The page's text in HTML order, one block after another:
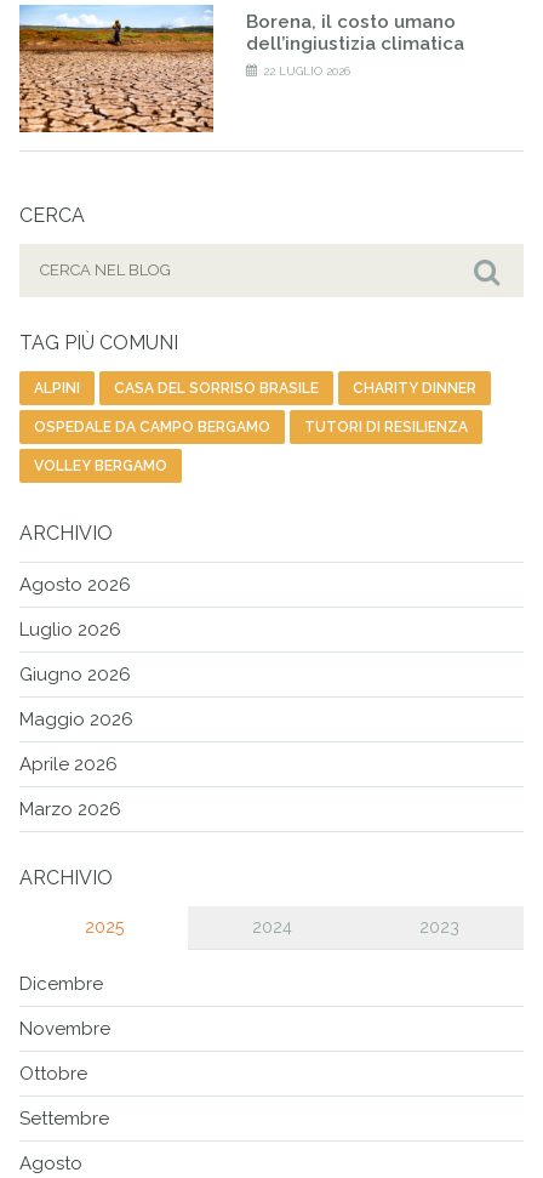
Borena, il costo umano
dell’ingiustizia climatica
22 LUGLIO 2026
CERCA
TAG PIÙ COMUNI
ALPINI CASA DEL SORRISO BRASILE CHARITY DINNER
OSPEDALE DA CAMPO BERGAMO TUTORI DI RESILIENZA
VOLLEY BERGAMO
ARCHIVIO
Agosto 2026
Luglio 2026
Giugno 2026
Maggio 2026
Aprile 2026
Marzo 2026
ARCHIVIO
2025 2024 2023
Dicembre
Novembre
Ottobre
Settembre
Agosto